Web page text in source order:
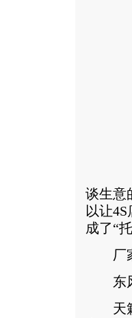
谈生意
以让
成了“
厂家
东风
天籁